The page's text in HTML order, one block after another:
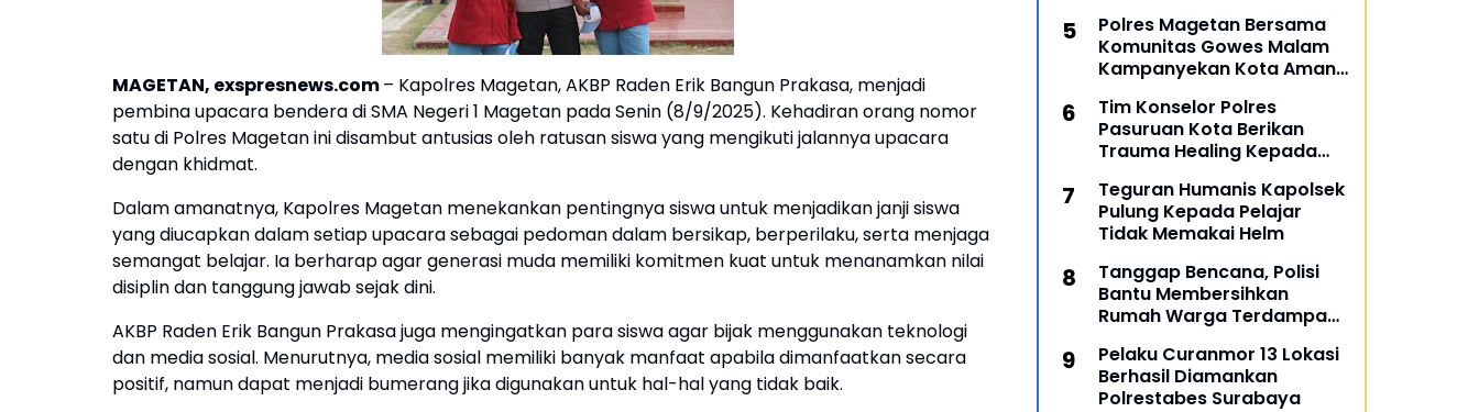
MAGETAN, exspresnews.com– Kapolres Magetan, AKBP Raden Erik Bangun Prakasa, menjadi
pembina upacara bendera di SMA Negeri 1 Magetan pada Senin (8/9/2025). Kehadiran orang nomor
satu di Polres Magetan ini disambut antusias oleh ratusan siswa yang mengikuti jalannya upacara
dengan khidmat.
Dalam amanatnya, Kapolres Magetan menekankan pentingnya siswa untuk menjadikan janji siswa
yang diucapkan dalam setiap upacara sebagai pedoman dalam bersikap, berperilaku, serta menjaga
semangat belajar. Ia berharap agar generasi muda memiliki komitmen kuat untuk menanamkan nilai
disiplin dan tanggung jawab sejak dini.
AKBP Raden Erik Bangun Prakasa juga mengingatkan para siswa agar bijak menggunakan teknologi
dan media sosial. Menurutnya, media sosial memiliki banyak manfaat apabila dimanfaatkan secara
positif, namun dapat menjadi bumerang jika digunakan untuk hal-hal yang tidak baik.
Polres Magetan Bersama
Komunitas Gowes Malam
Kampanyekan Kota Aman
Tim Konselor Polres
Pasuruan Kota Berikan
Trauma Healing Kepada
2022
Teguran Humanis Kapolsek
Pulung Kepada Pelajar
Tidak Memakai Helm
Tanggap Bencana, Polisi
Bantu Membersihkan
Rumah Warga Terdampak
Pelaku Curanmor 13 Lokasi
Berhasil Diamankan
Polrestabes Surabaya